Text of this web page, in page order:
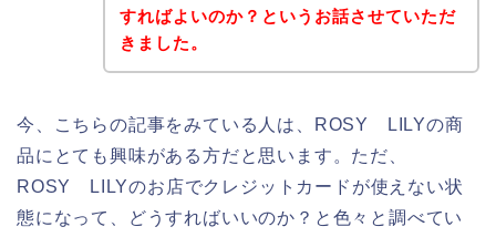
すればよいのか？というお話させていただ
きました。
今、こちらの記事をみている人は、ROSY LILYの商
品にとても興味がある方だと思います。ただ、
ROSY LILYのお店でクレジットカードが使えない状
態になって、どうすればいいのか？と色々と調べてい